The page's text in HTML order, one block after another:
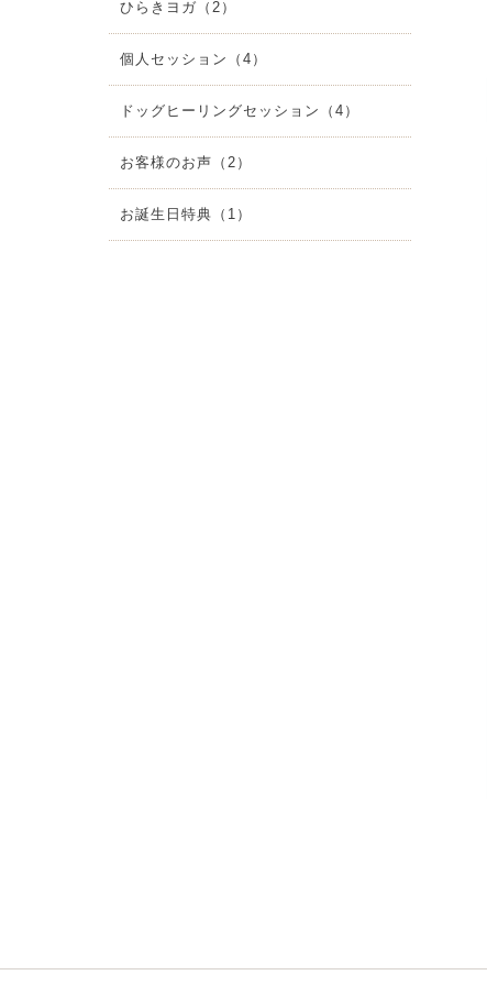
ひらきヨガ（2）
個人セッション（4）
ドッグヒーリングセッション（4）
お客様のお声（2）
お誕生日特典（1）